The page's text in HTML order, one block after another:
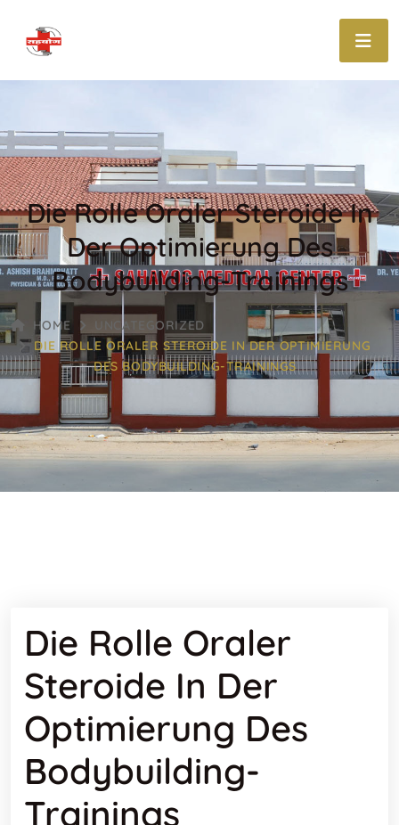
Die Rolle Oraler Steroide In
Der Optimierung Des
Bodybuilding-Trainings
HOME
UNCATEGORIZED
DIE ROLLE ORALER STEROIDE IN DER OPTIMIERUNG
DES BODYBUILDING-TRAININGS
Die Rolle Oraler
Steroide In Der
Optimierung Des
Bodybuilding-
Trainings